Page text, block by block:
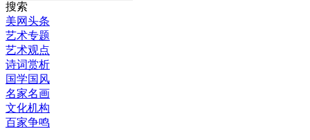
搜索
美网头条
艺术专题
艺术观点
诗词赏析
国学国风
名家名画
文化机构
百家争鸣